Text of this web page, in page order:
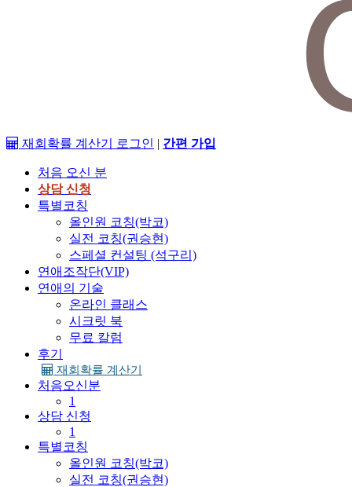
재회확률 계산기 로그인 | 간편 가입
처음 오신 분
상담 신청
특별코칭
올인원 코칭(박코)
실전 코칭(권승현)
스페셜 컨설팅 (석구리)
연애조작단(VIP)
연애의 기술
온라인 클래스
시크릿 북
무료 칼럼
후기
재회확률 계산기
처음오신분
1
상담 신청
1
특별코칭
올인원 코칭(박코)
실전 코칭(권승현)